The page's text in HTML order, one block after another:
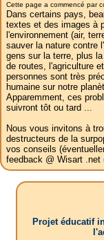
Cette page a commencé par
Dans certains pays,
textes et des images à
l'environnement (air,
sauver la nature contre
gens sur la terre, plus
de routes, l'agriculture
personnes sont très
humaine sur notre
Apparemment, ces
suivront tôt ou tard ...
Nous vous invitons à
destructeurs de la
vos conseils
feedback @ Wisart .net
Projet éducatif